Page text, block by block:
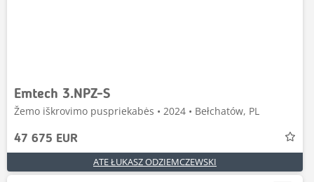
Emtech 3.NPZ-S
Žemo iškrovimo puspriekabės • 2024 • Bełchatów, PL
47 675 EUR
ATE ŁUKASZ ODZIEMCZEWSKI